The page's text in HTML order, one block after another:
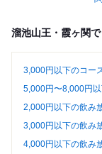
溜池山王・霞ヶ関
3,000円以下のコー
5,000円〜8,000円
2,000円以下の飲み
3,000円以下の飲み
4,000円以下の飲み